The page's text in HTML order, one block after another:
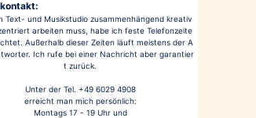
Text- und Musikstudio zusammenhängend kreativ
arbeiten muss, habe ich feste Telefonzeite
Außerhalb dieser Zeiten läuft meistens der A
Ich rufe bei einer Nachricht aber garantier
t zurück.
Unter der Tel. +49 6029 4908
erreicht man mich persönlich:
Montags 17 - 19 Uhr und